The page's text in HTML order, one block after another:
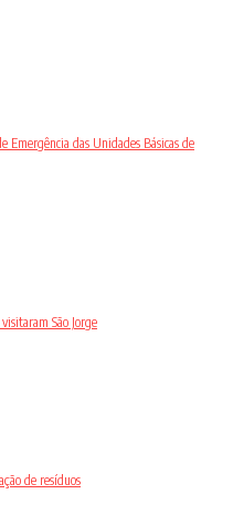
Emergência das Unidades Básicas de
São Jorge
de resíduos